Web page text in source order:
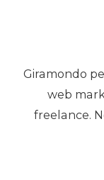
Giramondo
web
freelance.